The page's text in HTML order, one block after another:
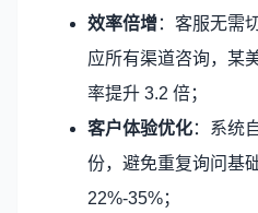
效率倍增：客服无需
应所有渠道咨询，某
率提升 3.2 倍；
客户体验优化：系统
份，避免重复询问基
22%-35%；